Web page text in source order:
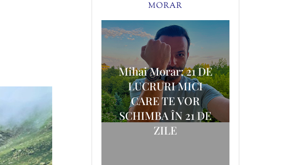
MORAR
SALVAT PE FĂT-
FRUMOS
Mihai Morar: 21 DE
LUCRURI MICI
CARE TE VOR
SCHIMBA ÎN 21 DE
ZILE